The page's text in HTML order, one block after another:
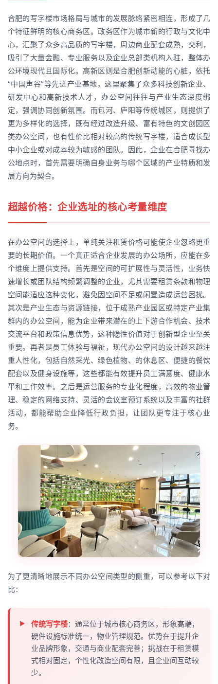
合肥的写字楼市场格局与城市的发展脉络紧密相连，形成了几
个特征鲜明的核心商务区。政务区作为城市新的行政与文化中
心，汇聚了众多高品质的写字楼，周边商业配套成熟，交利，
吸引了大量金融、专业服务以及企业总部类机构入驻，整体办
公环境现代且国际化。高新区则是合肥创新动能的心脏，依托
“中国声谷”等先进产业基地，这里聚集了众多科技创新企业、
研发中心和高新技术人才，办公空间往往与产业生态深度绑
定，强调协同创新氛围。而包河、庐阳等传统城区，则提供了
更为多样化的选择，既有经过改造升级、富有特色的文创园区
类办公空间，也有性价比相对较高的传统写字楼，适合成长型
中小企业或对成本较为敏感的团队。因此，企业在合肥寻找办
公地点时，首先需要明确自身业务与哪个区域的产业特质和发
展方向为契合。
超越价格：企业选址的核心考量维度
在办公空间的选择上，单纯关注租赁价格可能使企业忽略更重
要的长期价值。一个真正适合企业发展的办公场所，应能在多
个维度上提供支持。首先是空间的可扩展性与灵活性，业务快
速增长或团队结构频繁调整的企业，尤其需要租赁条款和物理
空间能适应这种变化，避免因空间不足或闲置造成运营困扰。
其次是产业生态与资源链接，位于成熟产业园区或特定产业集
群内的办公空间，能为企业带来潜在的上下游合作机会、技术
交流平台和政策信息优势，这种隐性价值对于创新型企业至关
重要。再者是员工体验与福祉，现代办公空间的设计越来越注
重人性化，包括自然采光、绿色植物、的休息区、便捷的餐饮
配套以及健身设施等，这些都能有效提升员工满意度、健康水
平和工作效率。之后是运营服务的专业化程度，高效的物业管
理、稳定的网络支持、灵活的会议室预订系统以及丰富的社群
活动，都能帮助企业降低行政负担，让团队更专注于核心业
务。
为了更清晰地展示不同办公空间类型的侧重，可以参考以下对
比：
传统写字楼：通常位于城市核心商务区，形象高端，
硬件设施标准统一，物业管理规范。优势在于提升企
业品牌形象，交通与商业配套完善；挑战在于租赁模
式相对固定，个性化改造空间有限，且企业间互动较
少。